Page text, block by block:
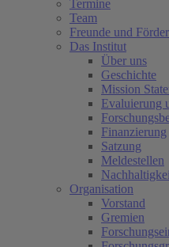
Termine
Team
Freunde und
Das Institut
Über uns
Geschichte
Mission
Evaluierung
Finanzierung
Satzung
Meldestellen
Organisation
Vorstand
Gremien